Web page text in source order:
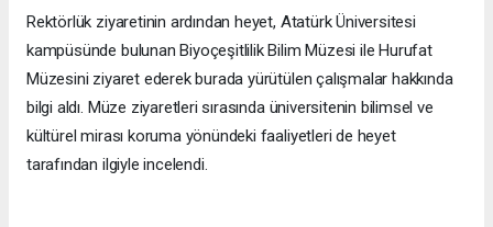
Rektörlük ziyaretinin ardından heyet, Atatürk Üniversitesi
kampüsünde bulunan Biyoçeşitlilik Bilim Müzesi ile Hurufat
Müzesini ziyaret ederek burada yürütülen çalışmalar hakkında
bilgi aldı. Müze ziyaretleri sırasında üniversitenin bilimsel ve
kültürel mirası koruma yönündeki faaliyetleri de heyet
tarafından ilgiyle incelendi.